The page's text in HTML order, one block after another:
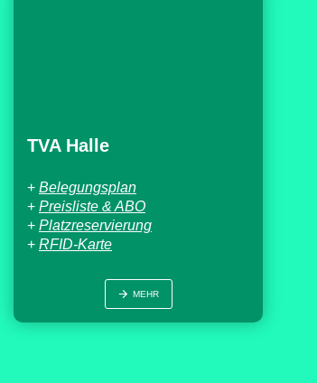
TVA Halle
+ Belegungsplan
+ Preisliste & ABO
+ Platzreservierung
+ RFID-Karte
MEHR